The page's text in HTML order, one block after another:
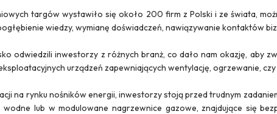
targów wystawiło się około 200 firm z Polski i ze świata,
wiedzy, wymianę doświadczeń, nawiązywanie kontaktów
odwiedzili inwestorzy z różnych branż, co dało nam okazję, aby
urządzeń zapewniających wentylację, ogrzewanie,
na rynku nośników energii, inwestorzy stoją przed trudnym
lub w modulowane nagrzewnice gazowe, znajdujące się